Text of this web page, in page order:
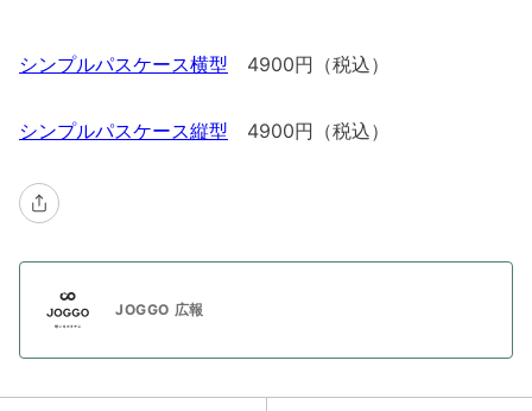
シンプルパスケース横型 4900円（税込）
シンプルパスケース縦型 4900円（税込）
JOGGO 広報